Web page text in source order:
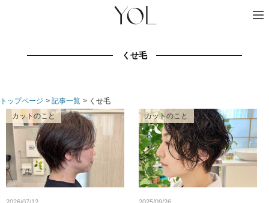
くせ毛
トップページ 記事一覧
くせ毛
カットのこと
カットのこと